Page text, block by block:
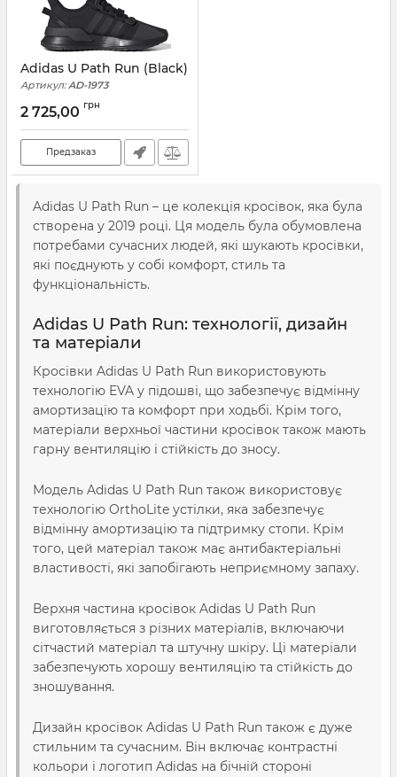
Adidas U Path Run (Black)
Артикул: AD-1973
2 725,00 грн
Предзаказ
Adidas U Path Run – це колекція кросівок, яка була
створена у 2019 році. Ця модель була обумовлена
потребами сучасних людей, які шукають кросівки,
які поєднують у собі комфорт, стиль та
функціональність.
Adidas U Path Run: технології, дизайн
та матеріали
Кросівки Adidas U Path Run використовують
технологію EVA у підошві, що забезпечує відмінну
амортизацію та комфорт при ходьбі. Крім того,
матеріали верхньої частини кросівок також мають
гарну вентиляцію і стійкість до зносу.
Модель Adidas U Path Run також використовує
технологію OrthoLite устілки, яка забезпечує
відмінну амортизацію та підтримку стопи. Крім
того, цей матеріал також має антибактеріальні
властивості, які запобігають неприємному запаху.
Верхня частина кросівок Adidas U Path Run
виготовляється з різних матеріалів, включаючи
сітчастий матеріал та штучну шкіру. Ці матеріали
забезпечують хорошу вентиляцію та стійкість до
зношування.
Дизайн кросівок Adidas U Path Run також є дуже
стильним та сучасним. Він включає контрастні
кольори і логотип Adidas на бічній стороні